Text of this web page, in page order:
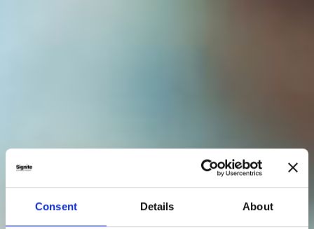
Consent Details About